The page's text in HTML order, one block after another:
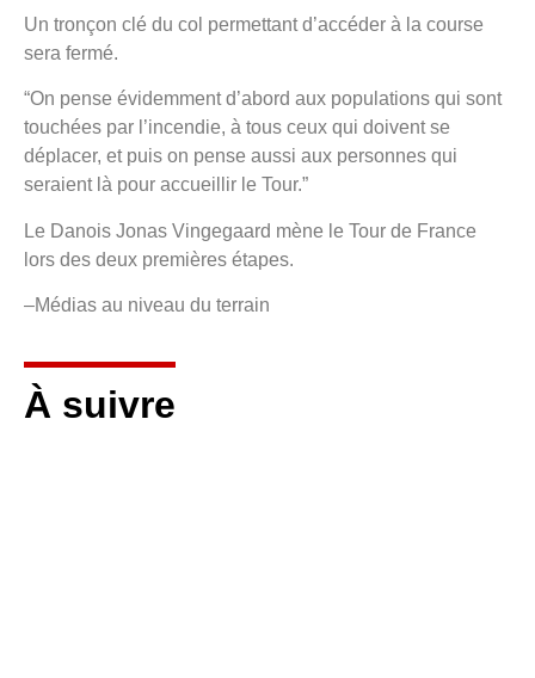
Un tronçon clé du col permettant d’accéder à la course
sera fermé.
“On pense évidemment d’abord aux populations qui sont
touchées par l’incendie, à tous ceux qui doivent se
déplacer, et puis on pense aussi aux personnes qui
seraient là pour accueillir le Tour.”
Le Danois Jonas Vingegaard mène le Tour de France
lors des deux premières étapes.
–Médias au niveau du terrain
À suivre